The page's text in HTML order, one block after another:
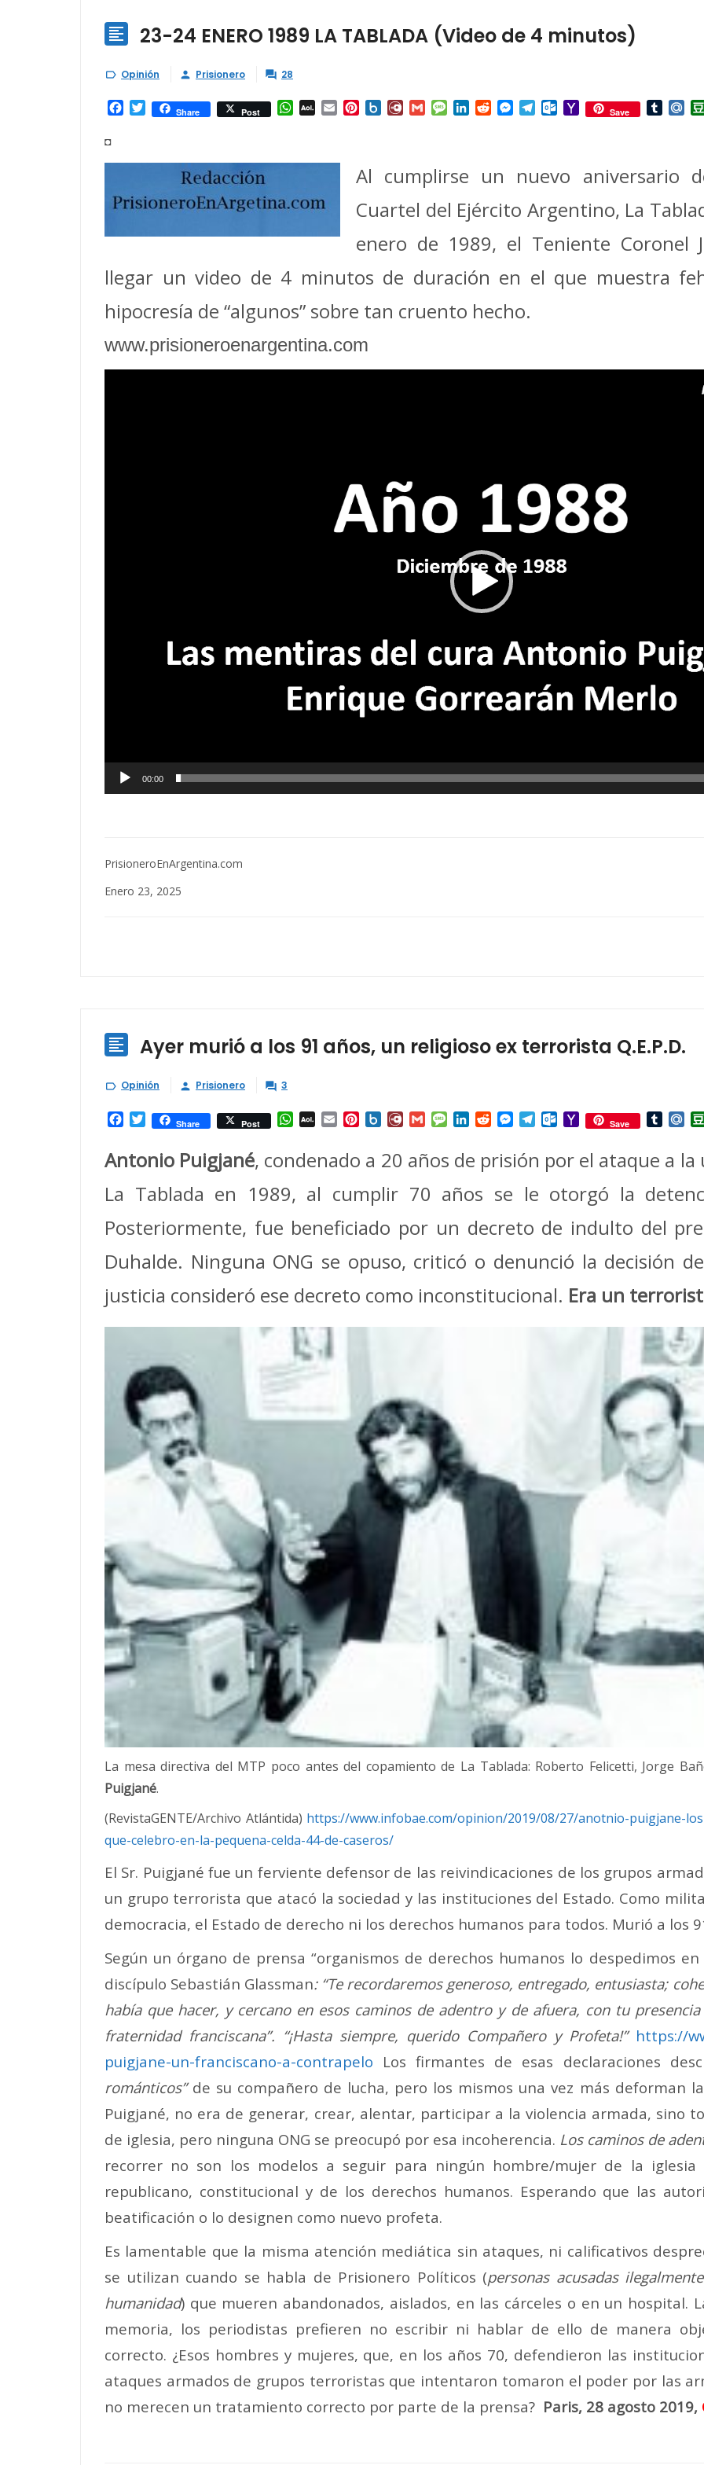
 23-24 ENERO 1989 LA TABLADA (Video de 4 minutos)
 Opinión  Prisionero  28
Facebook
TwitterShare Post WhatsApp
AOL Email Pinterest
Box.netDiary.RuGmailMessage
LinkedInRedditMessenger
TelegramOutlook.com
YahooSave Tumblr
◘
Al cumplirse un nuevo aniversario
Cuartel del Ejército Argentino, La
enero de 1989, el Teniente Coronel
llegar un video de 4 minutos de duración en el que muestra
hipocresía de “algunos” sobre tan cruento hecho.
www.prisioneroenargentina.com
00:00
PrisioneroEnArgentina.com
Enero 23, 2025
 Ayer murió a los 91 años, un religioso ex terrorista Q.E.P.D.
 Opinión  Prisionero  3
Facebook
TwitterShare Post WhatsApp
AOL EmailPinterest
Box.netDiary.Ru
GmailMessage
LinkedIn
RedditMessenger
Telegram
Outlook.com
Yahoo
Mail
Save
Antonio Puigjané, condenado a 20 años de prisión por el ataque a
La Tablada en 1989, al cumplir 70 años se le otorgó la
Posteriormente, fue beneficiado por un decreto de indulto del
Duhalde. Ninguna ONG se opuso, criticó o denunció la decisión
justicia consideró ese decreto como inconstitucional. Era un
La mesa directiva del MTP poco antes del copamiento de La Tablada: Roberto Felicetti, Jorge
Puigjané.
(RevistaGENTE/Archivo Atlántida) https://www.infobae.com/opinion/2019/08/27/anotnio-puigjane-
que-celebro-en-la-pequena-celda-44-de-caseros/
El Sr. Puigjané fue un ferviente defensor de las reivindicaciones de los grupos
un grupo terrorista que atacó la sociedad y las instituciones del Estado. Como
democracia, el Estado de derecho ni los derechos humanos para todos. Murió a los
Según un órgano de prensa “organismos de derechos humanos lo despedimos
discípulo Sebastián Glassman: “Te recordaremos generoso, entregado, entusiasta;
había que hacer, y cercano en esos caminos de adentro y de afuera, con tu
fraternidad franciscana”. “¡Hasta siempre, querido Compañero y Profeta!” https://
puigjane-un-franciscano-a-contrapelo Los firmantes de esas declaraciones
románticos”de su compañero de lucha, pero los mismos una vez más deforman
Puigjané, no era de generar, crear, alentar, participar a la violencia armada, sino
de iglesia, pero ninguna ONG se preocupó por esa incoherencia. Los caminos de
recorrer no son los modelos a seguir para ningún hombre/mujer de la
republicano, constitucional y de los derechos humanos. Esperando que las
beatificación o lo designen como nuevo profeta.
Es lamentable que la misma atención mediática sin ataques, ni calificativos
se utilizan cuando se habla de Prisionero Políticos (personas acusadas
humanidad) que mueren abandonados, aislados, en las cárceles o en un hospital.
memoria, los periodistas prefieren no escribir ni hablar de ello de manera
correcto. ¿Esos hombres y mujeres, que, en los años 70, defendieron las
ataques armados de grupos terroristas que intentaron tomaron el poder por las
no merecen un tratamiento correcto por parte de la prensa? Paris, 28 agosto 2019,